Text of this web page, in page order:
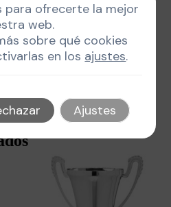
para ofrecerte la mejor
web.
sobre qué cookies
en los ajustes.
Ajustes